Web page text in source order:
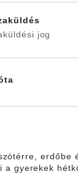
jog
erdőbe
a gyerekek